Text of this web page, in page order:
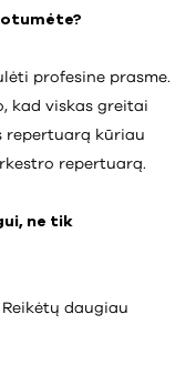
profesine prasme.
kad viskas greitai
repertuarą kūriau
repertuarą.
ne tik
daugiau